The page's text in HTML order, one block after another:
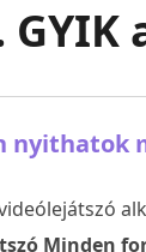
GYIK
nyithatok
Minden